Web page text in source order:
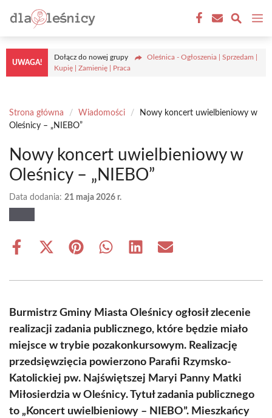
do
treści
UWAGA!
Dołącz do nowej grupy
Oleśnica - Ogłoszenia | Sprzedam |
Kupię | Zamienię | Praca
Strona główna / Wiadomości /
Nowy koncert uwielbieniowy w
Oleśnicy – „NIEBO”
Nowy koncert uwielbieniowy w
Oleśnicy – „NIEBO”
Data dodania: 21 maja 2026 r.
Share
Share
(Twitter)
Share Share Share Share
Burmistrz Gminy Miasta Oleśnicy ogłosił zlecenie
realizacji zadania publicznego, które będzie miało
miejsce w trybie pozakonkursowym. Realizację
przedsięwzięcia powierzono Parafii Rzymsko-
Katolickiej pw. Najświętszej Maryi Panny Matki
Miłosierdzia w Oleśnicy. Tytuł zadania publicznego
to „Koncert uwielbieniowy – NIEBO”. Mieszkańcy